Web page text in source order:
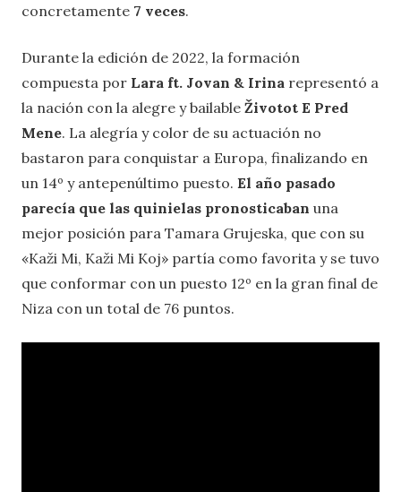
concretamente 7 veces.
Durante la edición de 2022, la formación
compuesta por Lara ft. Jovan & Irina representó a
la nación con la alegre y bailable Životot E Pred
Mene. La alegría y color de su actuación no
bastaron para conquistar a Europa, finalizando en
un 14º y antepenúltimo puesto. El año pasado
parecía que las quinielas pronosticaban una
mejor posición para Tamara Grujeska, que con su
«Kaži Mi, Kaži Mi Koj» partía como favorita y se tuvo
que conformar con un puesto 12º en la gran final de
Niza con un total de 76 puntos.